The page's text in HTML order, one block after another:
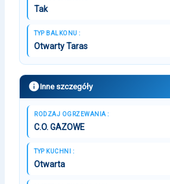
Tak
TYP BALKONU :
Otwarty Taras
Inne szczegóły
RODZAJ OGRZEWANIA :
C.O. GAZOWE
TYP KUCHNI :
Otwarta